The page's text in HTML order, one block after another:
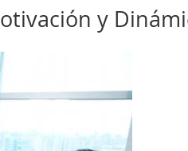
Marketing y Comunicación
Acceso Laboral
Belleza y Moda
Comercial y Ventas
Medio Ambiente
y